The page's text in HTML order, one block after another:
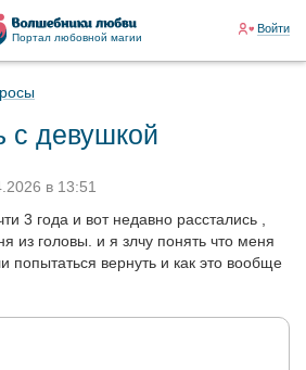
Портал любовной магии
Войти
с девушкой
в 13:51
3 года и вот недавно расстались ,
из головы. и я злчу понять что меня
попытаться вернуть и как это вообще